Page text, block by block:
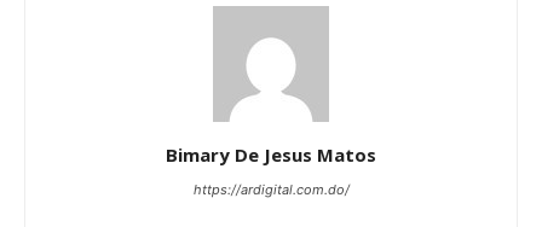
Bimary De Jesus Matos
https://ardigital.com.do/